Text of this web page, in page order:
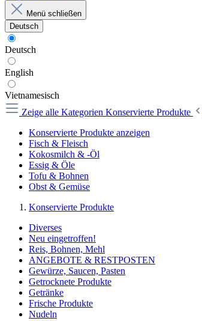
Menü schließen
Deutsch
Deutsch
English
Vietnamesisch
Zeige alle Kategorien Konservierte Produkte
Konservierte Produkte anzeigen
Fisch & Fleisch
Kokosmilch & -Öl
Essig & Öle
Tofu & Bohnen
Obst & Gemüse
Konservierte Produkte
Diverses
Neu eingetroffen!
Reis, Bohnen, Mehl
ANGEBOTE & RESTPOSTEN
Gewürze, Saucen, Pasten
Getrocknete Produkte
Getränke
Frische Produkte
Nudeln